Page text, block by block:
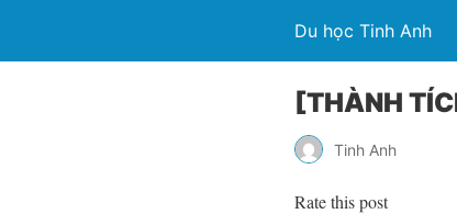
Du học Tinh Anh
[THÀNH
Tinh Anh
Rate this post